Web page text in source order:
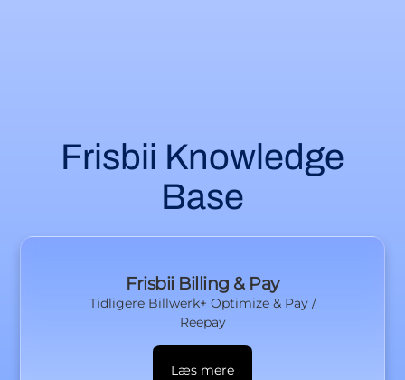
Frisbii Knowledge
Base
Frisbii Billing & Pay
TidligereBillwerk+ Optimize & Pay /
Reepay
Læs mere